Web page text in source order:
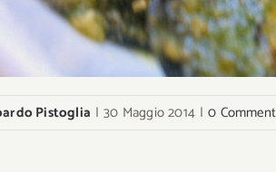
Pistoglia | 30 Maggio 2014 | 0